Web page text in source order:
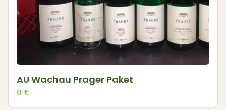
AU Wachau Prager Paket
0 €